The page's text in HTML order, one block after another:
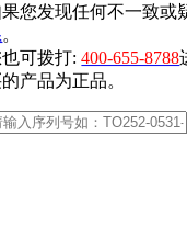
您发现任何不一致或
。
也可拨打:400-655-8788
产品为正品。